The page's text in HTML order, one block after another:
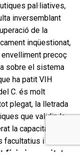
pal·liatives,
inversemblant
de la
inqüestionat,
envelliment precoç
sobre el sistema
ha patit VIH
C. és molt
plegat, la lletrada
que validin la
la capacitat
i centres